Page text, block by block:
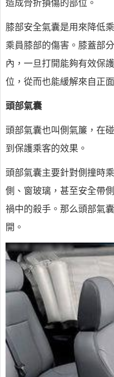
造成骨折損傷的部位。
膝部安全氣囊是用來降低
乘員膝部的傷害。膝蓋部
內，一旦打開能夠有效保
位，從而也能緩解來自正
頭部氣囊
頭部氣囊也叫側氣簾，在
到保護乘客的效果。
頭部氣囊主要針對側撞時
側、窗玻璃，甚至安全帶
禍中的殺手。那么頭部氣
開。